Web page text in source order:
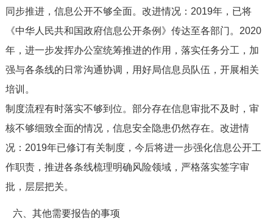
同步推进，信息公开不够全面。改进情况：2019年，已将
《中华人民共和国政府信息公开条例》传达至各部门。2020
年，进一步发挥办公室统筹推进的作用，落实任务分工，加
强与各条线的日常沟通协调，用好局信息员队伍，开展相关
培训。
制度流程有时落实不够到位。部分存在信息审批不及时，审
核不够细致全面的情况，信息安全隐患仍然存在。改进情
况：2019年已修订有关制度，今后将进一步强化信息公开工
作职责，推进各条线梳理明确风险领域，严格落实签字审
批，层层把关。
六、其他需要报告的事项